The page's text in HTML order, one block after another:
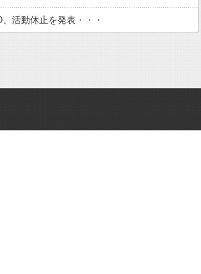
、活動休止を発表・・・